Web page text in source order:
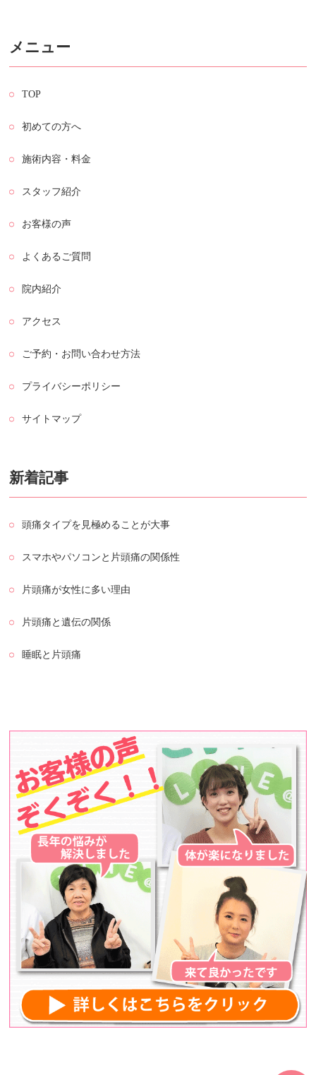
メニュー
TOP
初めての方へ
施術内容・料金
スタッフ紹介
お客様の声
よくあるご質問
院内紹介
アクセス
ご予約・お問い合わせ方法
プライバシーポリシー
サイトマップ
新着記事
頭痛タイプを見極めることが大事
スマホやパソコンと片頭痛の関係性
片頭痛が女性に多い理由
片頭痛と遺伝の関係
睡眠と片頭痛